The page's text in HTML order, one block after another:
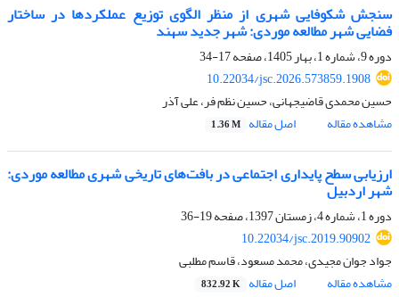
سنجش شکوفایی شهری از منظر الگوی توزیع عملکردها در ساختار
فضایی شهر مطالعه موردی: شهر جدید سهند
دوره 9، شماره 1، بهار 1405، صفحه
17-34
10.22034/jsc.2026.573859.1908
حسین محمدی قاضیجهانی، حسین نظم فر، علی آذر
مشاهده مقاله
اصل مقاله 1.36 M
ارزیابی سطح پایداری اجتماعی در بافت‌های تاریخی شهری مطالعه موردی:
شهر اردبیل
دوره 1، شماره 4، زمستان 1397، صفحه
19-36
10.22034/jsc.2019.90902
جواد جوان مجیدی، محمد مسعود، قاسم مطلبی
مشاهده مقاله
اصل مقاله 832.92 K